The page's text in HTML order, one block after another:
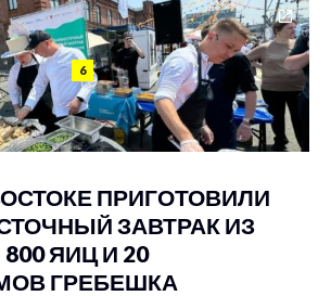
6
ПРИГОТОВИЛИ
ЗАВТРАК ИЗ
ЯИЦ И 20
ГРЕБЕШКА